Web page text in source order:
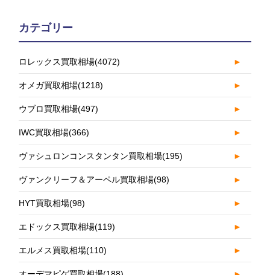
カテゴリー
ロレックス買取相場(4072) ►
オメガ買取相場(1218) ►
ウブロ買取相場(497) ►
IWC買取相場(366) ►
ヴァシュロンコンスタンタン買取相場(195) ►
ヴァンクリーフ＆アーペル買取相場(98) ►
HYT買取相場(98) ►
エドックス買取相場(119) ►
エルメス買取相場(110) ►